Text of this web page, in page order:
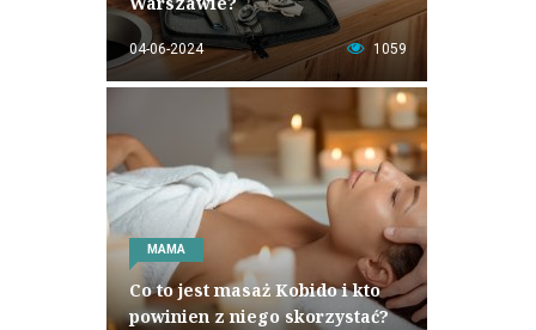
04-06-2024 1059
MAMA
Co to jest masaż Kobido i kto
powinien z niego skorzystać?